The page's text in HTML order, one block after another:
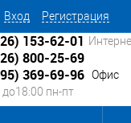
Вход Регистрация
153-62-01
800-25-69
369-69-96 Офис
до18:00 пн-пт